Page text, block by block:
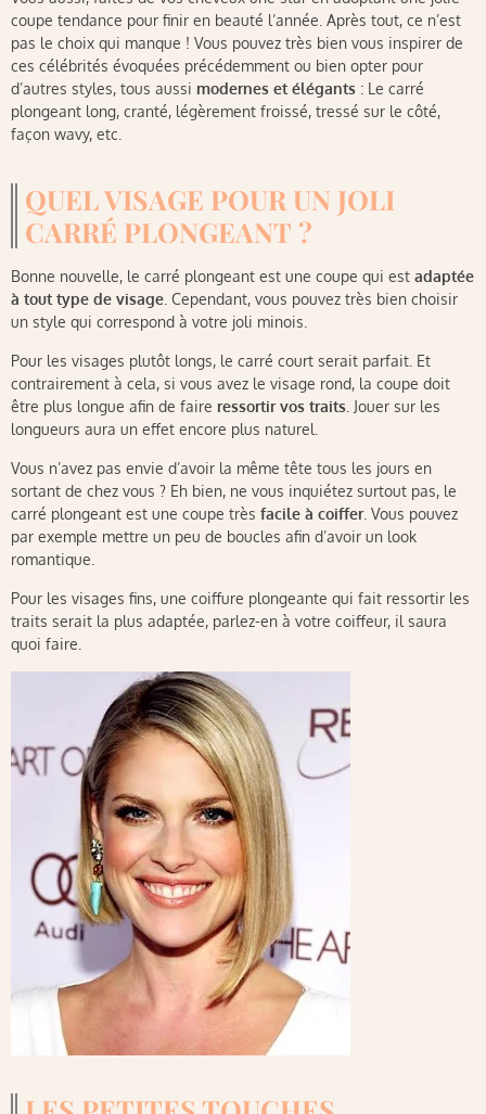
coupe tendance pour finir en beauté l’année. Après tout, ce n’est
pas le choix qui manque ! Vous pouvez très bien vous inspirer de
ces célébrités évoquées précédemment ou bien opter pour
d’autres styles, tous aussi modernes et élégants : Le carré
plongeant long, cranté, légèrement froissé, tressé sur le côté,
façon wavy, etc.
QUEL VISAGE POUR UN JOLI
CARRÉ PLONGEANT ?
Bonne nouvelle, le carré plongeant est une coupe qui est adaptée
à tout type de visage . Cependant, vous pouvez très bien choisir
un style qui correspond à votre joli minois.
Pour les visages plutôt longs, le carré court serait parfait. Et
contrairement à cela, si vous avez le visage rond, la coupe doit
être plus longue afin de faire ressortir vos traits. Jouer sur les
longueurs aura un effet encore plus naturel.
Vous n’avez pas envie d’avoir la même tête tous les jours en
sortant de chez vous ? Eh bien, ne vous inquiétez surtout pas, le
carré plongeant est une coupe très facile à coiffer. Vous pouvez
par exemple mettre un peu de boucles afin d’avoir un look
romantique.
Pour les visages fins, une coiffure plongeante qui fait ressortir les
traits serait la plus adaptée, parlez-en à votre coiffeur, il saura
quoi faire.